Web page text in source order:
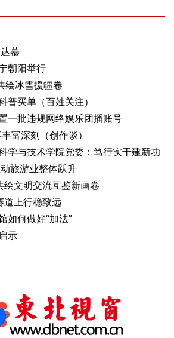
慕
朝阳举行
绘冰雪援疆卷
普买单（百姓关注）
一批违规网络娱乐团播账号
富深刻（创作谈）
学与技术学院党委：笃行实干建新功
旅游业整体跃升
绘文明交流互鉴新画卷
道上行稳致远
如何做好“加法”
示